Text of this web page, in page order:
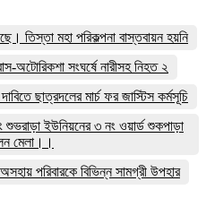
তিস্তা মহা পরিকল্পনা বাস্তবায়ন হয়নি
অটোরিকশা সংঘর্ষে নারীসহ নিহত ২
ছাত্রদলের মার্চ ফর জাস্টিস কর্মসূচি
ইউনিয়নের ৩ নং ওয়ার্ড শুকপাড়া
মেলা।।
পরিবারকে বিভিন্ন সামগ্রী উপহার